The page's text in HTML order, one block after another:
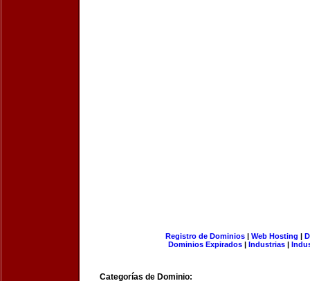
Registro de Dominios| Web Hosting |
Dominios Expirados | Industrias |
Categorías de Dominio: